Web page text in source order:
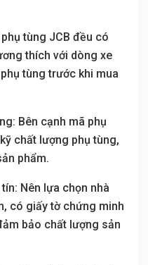
tùng JCB đều có
thích với dòng xe
tùng trước khi mua
Bên cạnh mã phụ
chất lượng phụ tùng,
phẩm.
Nên lựa chọn nhà
có giấy tờ chứng minh
bảo chất lượng sản